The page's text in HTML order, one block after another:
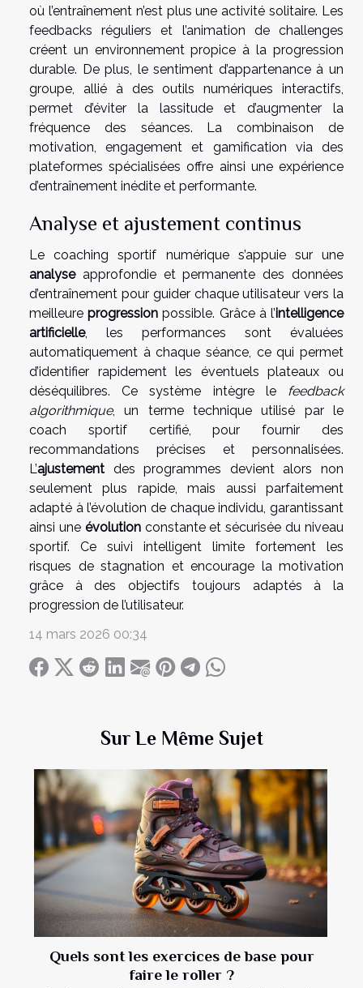
Sur Le Même Sujet
Quels sont les exercices de base pour
faire le roller ?
où l’entraînement n’est plus une activité solitaire. Les
feedbacks réguliers et l’animation de challenges
créent un environnement propice à la progression
durable. De plus, le sentiment d’appartenance à un
groupe, allié à des outils numériques interactifs,
permet d’éviter la lassitude et d’augmenter la
fréquence des séances. La combinaison de
motivation, engagement et gamification via des
plateformes spécialisées offre ainsi une expérience
d’entraînement inédite et performante.
Analyse et ajustement continus
Le coaching sportif numérique s’appuie sur une
analyseapprofondie et permanente des données
d’entraînement pour guider chaque utilisateur vers la
meilleureprogression possible. Grâce à l’intelligence
artificielle, les performances sont évaluées
automatiquement à chaque séance, ce qui permet
d’identifier rapidement les éventuels plateaux ou
déséquilibres. Ce système intègre le feedback
algorithmique, un terme technique utilisé par le
coach sportif certifié, pour fournir des
recommandations précises et personnalisées.
L’ajustement des programmes devient alors non
seulement plus rapide, mais aussi parfaitement
adapté à l’évolution de chaque individu, garantissant
ainsi une évolutionconstante et sécurisée du niveau
sportif. Ce suivi intelligent limite fortement les
risques de stagnation et encourage la motivation
grâce à des objectifs toujours adaptés à la
progression de l’utilisateur.
14 mars 2026 00:34